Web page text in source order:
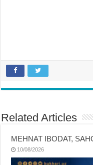
Related Articles
MEHNAT IBODAT,
10/08/2026